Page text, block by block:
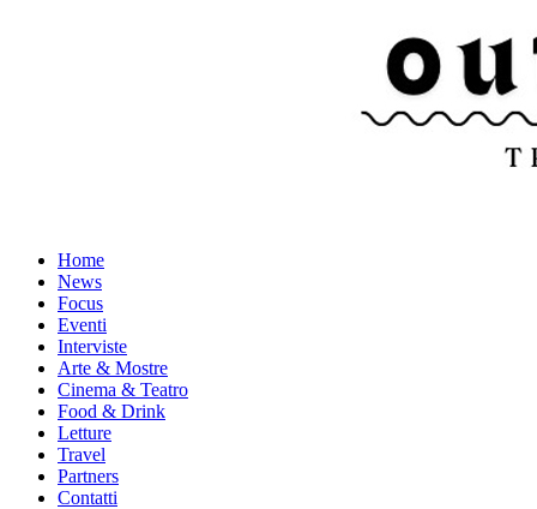
Home
News
Focus
Eventi
Interviste
Arte & Mostre
Cinema & Teatro
Food & Drink
Letture
Travel
Partners
Contatti